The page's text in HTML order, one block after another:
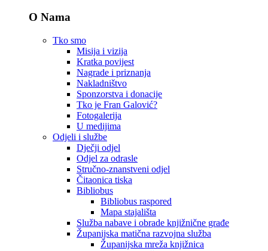
O Nama
Tko smo
Misija i vizija
Kratka povijest
Nagrade i priznanja
Nakladništvo
Sponzorstva i donacije
Tko je Fran Galović?
Fotogalerija
U medijima
Odjeli i službe
Dječji odjel
Odjel za odrasle
Stručno-znanstveni odjel
Čitaonica tiska
Bibliobus
Bibliobus raspored
Mapa stajališta
Služba nabave i obrade knjižnične građe
Županijska matična razvojna služba
Županijska mreža knjižnica